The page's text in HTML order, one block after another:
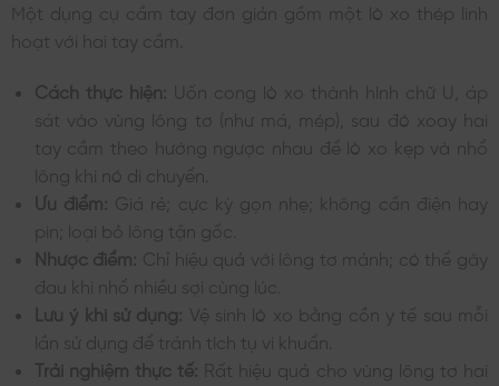
Một dụng cụ cầm tay đơn giản gồm một lò xo thép linh
hoạt với hai tay cầm.
Cách thực hiện:
Uốn cong lò xo thành hình chữ U, áp
sát vào vùng lông tơ (như má, mép), sau đó xoay hai
tay cầm theo hướng ngược nhau để lò xo kẹp và nhổ
lông khi nó di chuyển.
Ưu điểm: Giá rẻ; cực kỳ gọn nhẹ; không cần điện hay
pin; loại bỏ lông tận gốc.
Nhược điểm: Chỉ hiệu quả với lông tơ mảnh; có thể gây
đau khi nhổ nhiều sợi cùng lúc.
Lưu ý khi sử dụng: Vệ sinh lò xo bằng cồn y tế sau mỗi
lần sử dụng để tránh tích tụ vi khuẩn.
Trải nghiệm thực tế: Rất hiệu quả cho vùng lông tơ hai